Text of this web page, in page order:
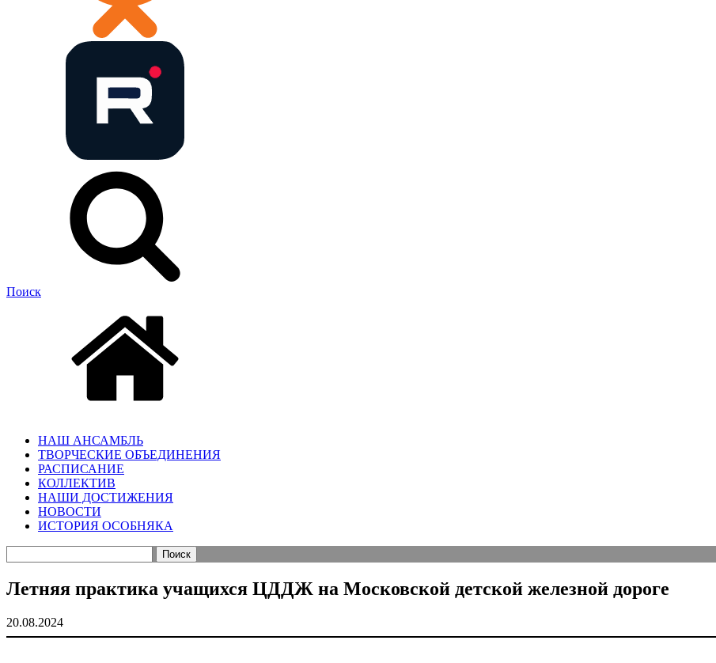
Поиск
НАШ АНСАМБЛЬ
ТВОРЧЕСКИЕ ОБЪЕДИНЕНИЯ
РАСПИСАНИЕ
КОЛЛЕКТИВ
НАШИ ДОСТИЖЕНИЯ
НОВОСТИ
ИСТОРИЯ ОСОБНЯКА
Летняя практика учащихся ЦДДЖ на Московской детской железной дороге
20.08.2024